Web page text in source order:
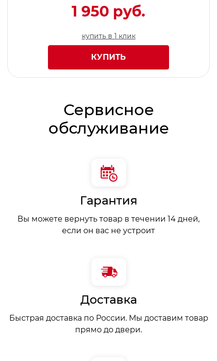
1 950 руб.
купить в 1 клик
КУПИТЬ
Сервисное
обслуживание
Гарантия
Вы можете вернуть товар в течении 14 дней,
если он вас не устроит
Доставка
Быстрая доставка по России. Мы доставим товар
прямо до двери.